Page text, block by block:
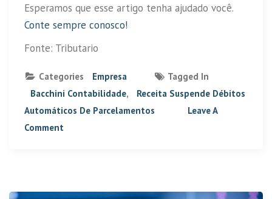
Esperamos que esse artigo tenha ajudado você.
Conte sempre conosco!
Fonte: Tributario
Categories Empresa
Tagged In
Bacchini Contabilidade,
Receita Suspende Débitos
Automáticos De Parcelamentos
Leave A
Comment